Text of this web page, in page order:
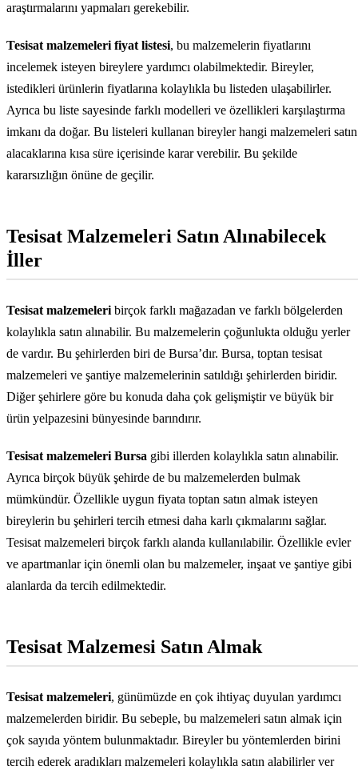
araştırmalarını yapmaları gerekebilir.
Tesisat malzemeleri fiyat listesi, bu malzemelerin fiyatlarını
incelemek isteyen bireylere yardımcı olabilmektedir. Bireyler,
istedikleri ürünlerin fiyatlarına kolaylıkla bu listeden ulaşabilirler.
Ayrıca bu liste sayesinde farklı modelleri ve özellikleri karşılaştırma
imkanı da doğar. Bu listeleri kullanan bireyler hangi malzemeleri satın
alacaklarına kısa süre içerisinde karar verebilir. Bu şekilde
kararsızlığın önüne de geçilir.
Tesisat Malzemeleri Satın Alınabilecek
İller
Tesisat malzemeleri birçok farklı mağazadan ve farklı bölgelerden
kolaylıkla satın alınabilir. Bu malzemelerin çoğunlukta olduğu yerler
de vardır. Bu şehirlerden biri de Bursa’dır. Bursa, toptan tesisat
malzemeleri ve şantiye malzemelerinin satıldığı şehirlerden biridir.
Diğer şehirlere göre bu konuda daha çok gelişmiştir ve büyük bir
ürün yelpazesini bünyesinde barındırır.
Tesisat malzemeleri Bursa gibi illerden kolaylıkla satın alınabilir.
Ayrıca birçok büyük şehirde de bu malzemelerden bulmak
mümkündür. Özellikle uygun fiyata toptan satın almak isteyen
bireylerin bu şehirleri tercih etmesi daha karlı çıkmalarını sağlar.
Tesisat malzemeleri birçok farklı alanda kullanılabilir. Özellikle evler
ve apartmanlar için önemli olan bu malzemeler, inşaat ve şantiye gibi
alanlarda da tercih edilmektedir.
Tesisat Malzemesi Satın Almak
Tesisat malzemeleri, günümüzde en çok ihtiyaç duyulan yardımcı
malzemelerden biridir. Bu sebeple, bu malzemeleri satın almak için
çok sayıda yöntem bulunmaktadır. Bireyler bu yöntemlerden birini
tercih ederek aradıkları malzemeleri kolaylıkla satın alabilirler ver